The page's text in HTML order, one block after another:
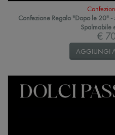
Confezione Regalo "Dopo le 20"
Spalmabile
€
AGGIUNGI